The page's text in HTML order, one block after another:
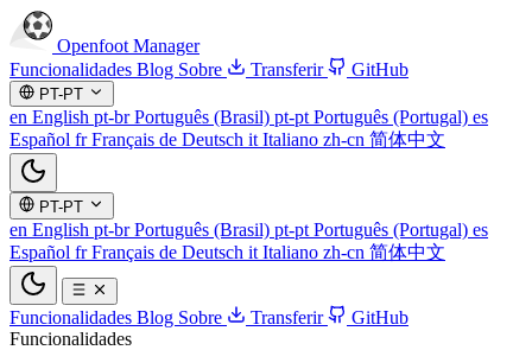
Openfoot Manager
Funcionalidades Blog Sobre Transferir GitHub
PT-PT
en English pt-brPortuguês (Brasil) pt-pt Português (Portugal) es
Español frFrançais de Deutsch it Italiano zh-cn 简体中文
PT-PT
en English pt-brPortuguês (Brasil) pt-pt Português (Portugal) es
Español frFrançais de Deutsch it Italiano zh-cn 简体中文
Funcionalidades Blog Sobre Transferir
GitHub
Funcionalidades